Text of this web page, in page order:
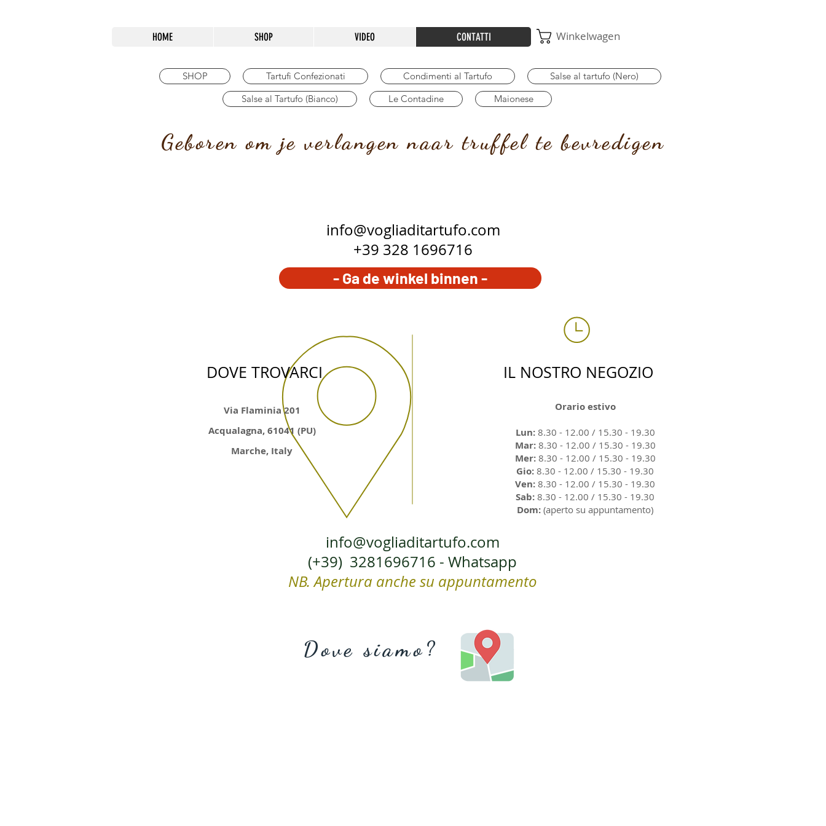
HOME SHOP VIDEO CONTATTI Winkelwagen
SHOP Tartufi Confezionati Condimenti al Tartufo
Salse al tartufo (Nero)
Salse al Tartufo (Bianco)
Le Contadine Maionese
Geboren om je verlangen naar truffel te bevredigen
info@vogliaditartufo.com
+39 328 1696716
- Ga de winkel binnen -
DOVE TROVARCI IL NOSTRO NEGOZIO
Orario estivo
Lun:8.30 - 12.00 / 15.30 - 19.30
Mar:8.30 - 12.00 / 15.30 - 19.30
Mer:8.30 - 12.00 / 15.30 - 19.30
Gio: 8.30 - 12.00 / 15.30 - 19.30
Ven: 8.30 - 12.00 / 15.30 - 19.30
Sab: 8.30 - 12.00 / 15.30 - 19.30
Dom: (aperto su appuntamento)
Via Flaminia 201
Acqualagna, 61041 (PU)
Marche, Italy
info@vogliaditartufo.com
(+39) 3281696716 - Whatsapp
NB. Apertura anche su appuntamento
Dove siamo?